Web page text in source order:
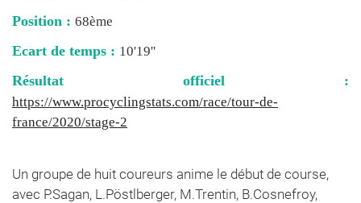
Position : 68ème
Ecart de temps : 10'19''
Résultat officiel :
https://www.procyclingstats.com/race/tour-de-
france/2020/stage-2
Un groupe de huit coureurs anime le début de course,
avec P.Sagan, L.Pöstlberger, M.Trentin, B.Cosnefroy,